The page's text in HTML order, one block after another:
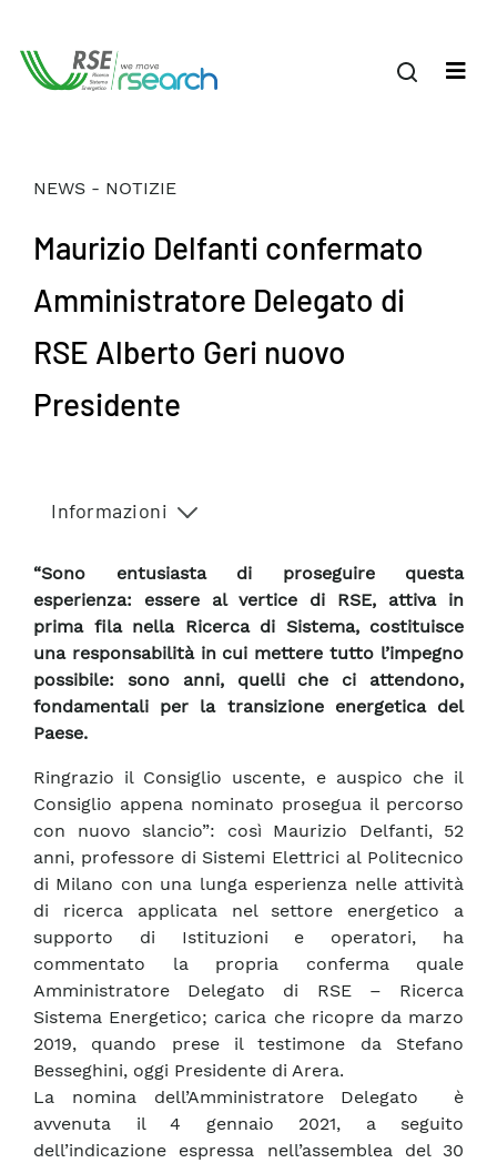
NEWS - NOTIZIE
Maurizio Delfanti confermato
Amministratore Delegato di
RSE Alberto Geri nuovo
Presidente
Informazioni
“Sono entusiasta di proseguire questa
esperienza: essere al vertice di RSE, attiva in
prima fila nella Ricerca di Sistema, costituisce
una responsabilità in cui mettere tutto l’impegno
possibile: sono anni, quelli che ci attendono,
fondamentali per la transizione energetica del
Paese.
Ringrazio il Consiglio uscente, e auspico che il
Consiglio appena nominato prosegua il percorso
con nuovo slancio”: così Maurizio Delfanti, 52
anni, professore di Sistemi Elettrici al Politecnico
di Milano con una lunga esperienza nelle attività
di ricerca applicata nel settore energetico a
supporto di Istituzioni e operatori, ha
commentato la propria conferma quale
Amministratore Delegato di RSE – Ricerca
Sistema Energetico; carica che ricopre da marzo
2019, quando prese il testimone da Stefano
Besseghini, oggi Presidente di Arera.
La nomina dell’Amministratore Delegato è
avvenuta il 4 gennaio 2021, a seguito
dell’indicazione espressa nell’assemblea del 30